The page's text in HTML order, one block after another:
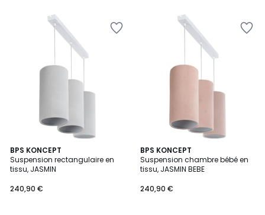
BPS KONCEPT
Suspension rectangulaire en
tissu, JASMIN
240,90 €
BPS KONCEPT
Suspension chambre bébé en
tissu, JASMIN BEBE
240,90 €